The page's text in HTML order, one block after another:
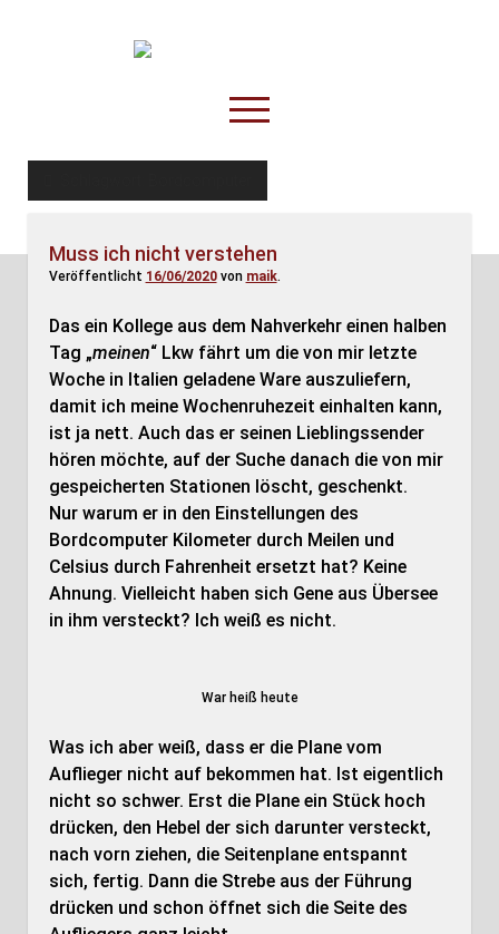
TruckOnline.de
open
menu
facebook
threads
linkedin
Spesenliste
Disposition
Muss ich nicht verstehen
Veröffentlicht 16/06/2020von maik.
Das ein Kollege aus dem Nahverkehr einen halben
Tag „meinen“ Lkw fährt um die von mir letzte
Woche in Italien geladene Ware auszuliefern,
damit ich meine Wochenruhezeit einhalten kann,
ist ja nett. Auch das er seinen Lieblingssender
hören möchte, auf der Suche danach die von mir
gespeicherten Stationen löscht, geschenkt.
Nur warum er in den Einstellungen des
Bordcomputer Kilometer durch Meilen und
Celsius durch Fahrenheit ersetzt hat? Keine
Ahnung. Vielleicht haben sich Gene aus Übersee
in ihm versteckt? Ich weiß es nicht.
War heiß heute
Was ich aber weiß, dass er die Plane vom
Auflieger nicht auf bekommen hat. Ist eigentlich
nicht so schwer. Erst die Plane ein Stück hoch
drücken, den Hebel der sich darunter versteckt,
nach vorn ziehen, die Seitenplane entspannt
sich, fertig. Dann die Strebe aus der Führung
drücken und schon öffnet sich die Seite des